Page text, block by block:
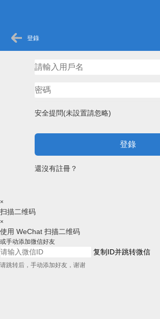
登錄
安全提問(未設置請忽略)
登錄
還沒有註冊？
×
扫描二维码
×
使用 WeChat 扫描二维码
或手动添加微信好友
复制ID并跳转微信
请跳转后，手动添加好友，谢谢